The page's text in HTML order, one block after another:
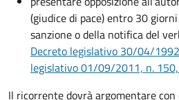
(giudice di pace) entro 30
sanzione o della notifica del
Decreto legislativo 30/04/
legislativo 01/09/2011, n.
Il ricorrente dovrà argomentare